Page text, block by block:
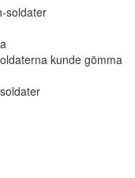
soldater
kunde gömma